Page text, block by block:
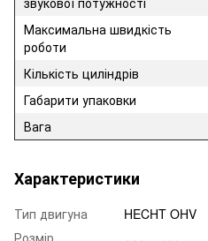
Максимальна швидкість
роботи
Кількість циліндрів
Габарити упаковки
Вага
Характеристики
Тип двигуна
HECHT OHV